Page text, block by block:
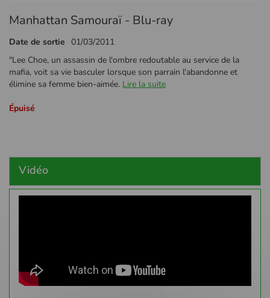
au
de
la
Galerie
d’images
Manhattan Samouraï - Blu-ray
Date de sortie 01/03/2011
"Lee Choe, un assassin de l'ombre redoutable au service de la
mafia, voit sa vie basculer lorsque son parrain l'abandonne et
élimine sa femme bien-aimée. Lire la suite
Épuisé
Vidéo